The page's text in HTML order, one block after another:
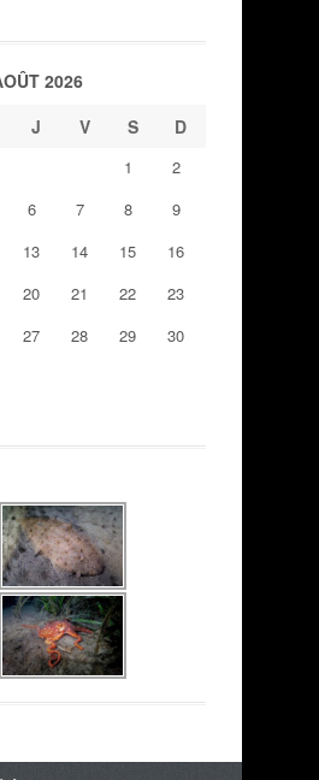
2026
J V S D
1
2
6 7 8
9
13 14 15
16
20 21 22
23
27 28 29
30